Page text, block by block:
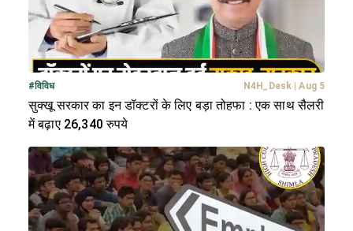
#विविध N4H_Desk | Aug 5
सुक्खू सरकार का इन डॉक्टरों के लिए बड़ा तोहफा : एक साथ सैलरी
में बढ़ाए 26,340 रुपये